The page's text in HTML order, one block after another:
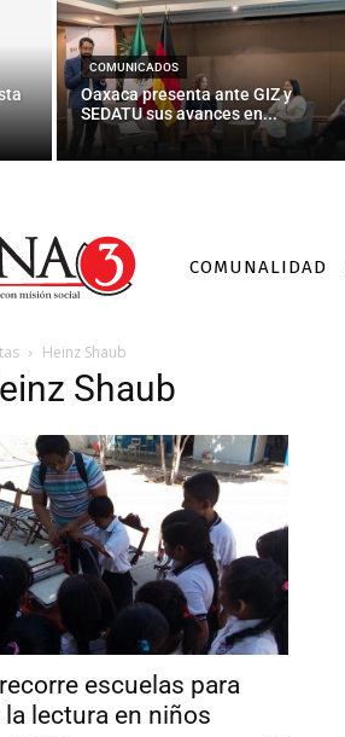
COMUNICADOS
Oaxaca presenta ante GIZ y
SEDATU sus avances en...
COMUNALIDAD
Heinz Shaub
Shaub
escuelas para
lectura en niños